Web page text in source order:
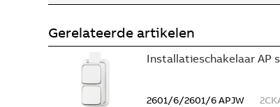
Gerelateerde artikelen
Installatieschakelaar AP
2601/6/2601/6 APJW